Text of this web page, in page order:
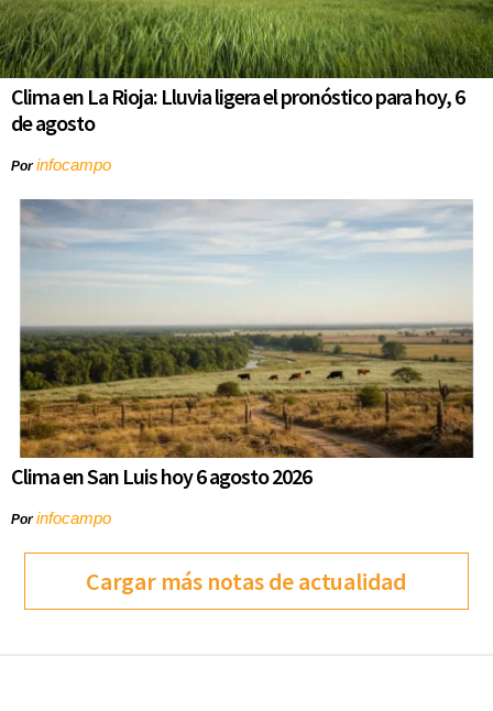
Clima en La Rioja: Lluvia ligera el pronóstico para hoy, 6
de agosto
Porinfocampo
Clima en San Luis hoy 6 agosto 2026
Porinfocampo
Cargar más notas de actualidad